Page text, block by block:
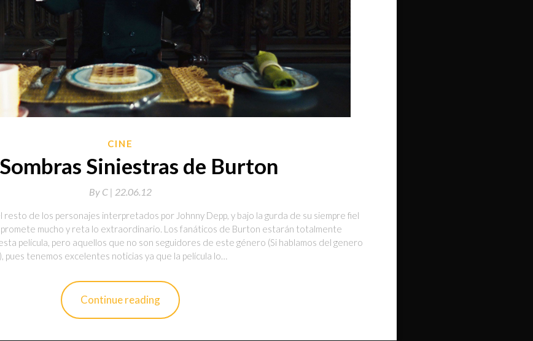
CINE
Siniestras de Burton
By C | 22.06.12
resto de los personajes interpretados por Johnny Depp, y bajo la gurda de su siempre fiel
mucho y reta lo extraordinario. Los fanáticos de Burton estarán totalmente
película, pero aquellos que no son seguidores de este género (Si hablamos del genero
pues tenemos excelentes noticias ya que la película lo…
Continue reading